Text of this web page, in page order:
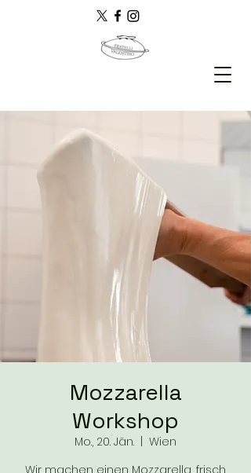
Mozzarella
Workshop
Mo., 20. Jän.
Wien
Wir machen einen Mozzarella, frisch